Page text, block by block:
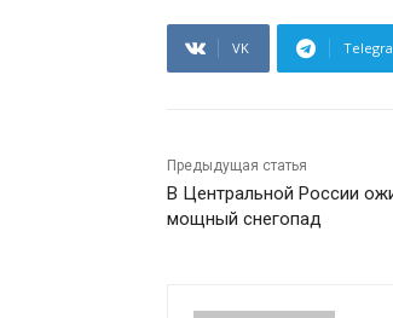
VK
Предыдущая статья
В Центральной России
мощный снегопад